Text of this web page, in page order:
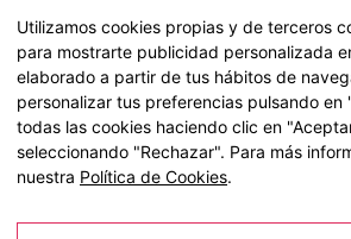
Utilizamos cookies propias y de terceros
para mostrarte publicidad personalizada
elaborado a partir de tus hábitos de
personalizar tus preferencias pulsando
todas las cookies haciendo clic en
seleccionando "Rechazar". Para más
nuestra Política de Cookies.